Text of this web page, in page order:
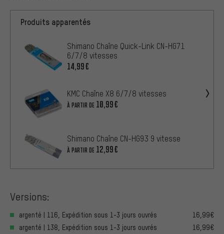
Produits apparentés
Shimano Chaîne Quick-Link CN-HG71
6/7/8 vitesses
14,99€
KMC Chaîne X8 6/7/8 vitesses
À PARTIR DE 10,99€
Shimano Chaîne CN-HG93 9 vitesse
À PARTIR DE 12,99€
Versions:
argenté | 116, Expédition sous 1-3 jours ouvrés
16,99€
argenté | 138, Expédition sous 1-3 jours ouvrés
16,99€